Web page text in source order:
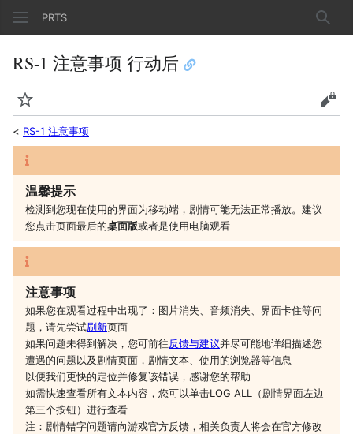
PRTS 搜索
RS-1 注意事项 行动后
监视
查看
< RS-1 注意事项
温馨提示
检测到您现在使用的界面为移动端，剧情可能无法正常播放。建议
您点击页面最后的桌面版或者是使用电脑观看
注意事项
如果您在观看过程中出现了：图片消失、音频消失、界面卡住等问
题，请先尝试刷新页面
如果问题未得到解决，您可前往反馈与建议并尽可能地详细描述您
遭遇的问题以及剧情页面，剧情文本、使用的浏览器等信息
以便我们更快的定位并修复该错误，感谢您的帮助
如需快速查看所有文本内容，您可以单击LOG ALL（剧情界面左边
第三个按钮）进行查看
注：剧情错字问题请向游戏官方反馈，相关负责人将会在官方修改